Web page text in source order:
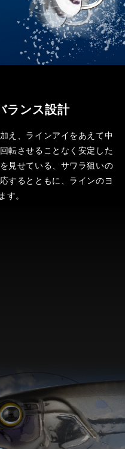
ランス設計
え、ラインアイをあえて中
転させることなく安定した
見せている、サワラ狙いの
するとともに、ラインのヨ
す。